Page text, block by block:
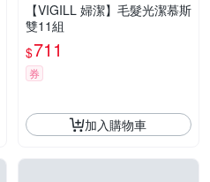
【VIGILL 婦潔】毛髮光潔慕斯
雙11組
$711
券
加入購物車